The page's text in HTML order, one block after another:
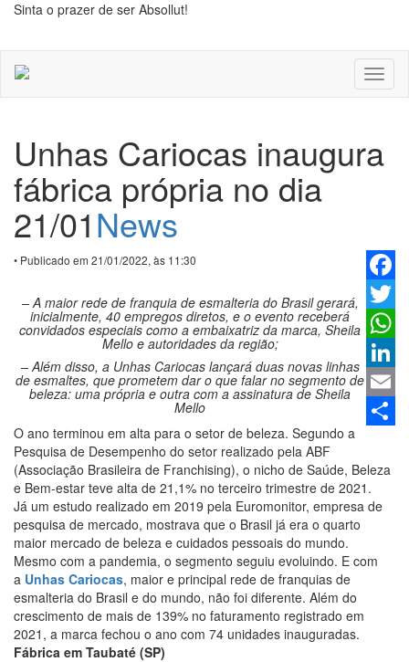
Sinta o prazer de ser Absollut!
Unhas Cariocas inaugura
fábrica própria no dia
21/01News
• Publicado em 21/01/2022, às 11:30
Twitter
Email
– A maior rede de franquia de esmalteria do Brasil gerará,
inicialmente, 40 empregos diretos, e o evento receberá
convidados especiais como a embaixatriz da marca, Sheila
Mello e autoridades da região;
– Além disso, a Unhas Cariocas lançará duas novas linhas
de esmaltes, que prometem dar o que falar no segmento de
beleza: uma própria e outra com a assinatura de Sheila
Mello
O ano terminou em alta para o setor de beleza. Segundo a
Pesquisa de Desempenho do setor realizado pela ABF
(Associação Brasileira de Franchising), o nicho de Saúde, Beleza
e Bem-estar teve alta de 21,1% no terceiro trimestre de 2021.
Já um estudo realizado em 2019 pela Euromonitor, empresa de
pesquisa de mercado, mostrava que o Brasil já era o quarto
maior mercado de beleza e cuidados pessoais do mundo.
Mesmo com a pandemia, o segmento seguiu evoluindo. E com
a Unhas Cariocas, maior e principal rede de franquias de
esmalteria do Brasil e do mundo, não foi diferente. Além do
crescimento de mais de 139% no faturamento registrado em
2021, a marca fechou o ano com 74 unidades inauguradas.
Fábrica em Taubaté (SP)